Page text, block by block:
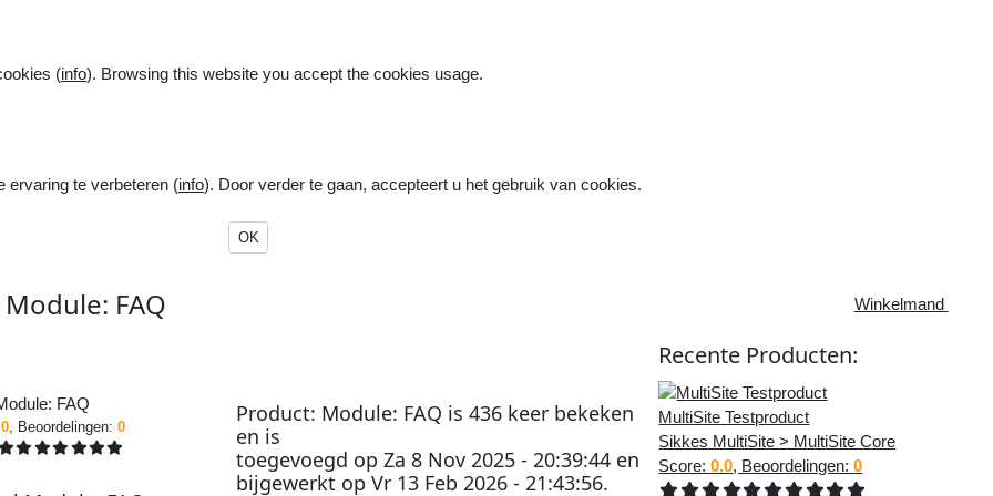
(info). Browsing this website you accept the cookies usage.
ervaring te verbeteren (info). Door verder te gaan, accepteert u het gebruik van cookies.
OK
Module: FAQ Winkelmand
, Beoordelingen: 0
Product: Module: FAQ is 436keer bekeken
en is
toegevoegd op Za 8 Nov 2025 - 20:39:44en
bijgewerkt op Vr 13 Feb 2026 - 21:43:56.
Recente Producten:
MultiSite Testproduct
Sikkes MultiSite > MultiSite Core
Score:0.0, Beoordelingen:0